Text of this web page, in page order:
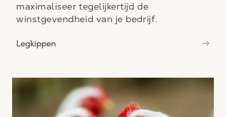
maximaliseer tegelijkertijd de
winstgevendheid van je bedrijf.
Legkippen